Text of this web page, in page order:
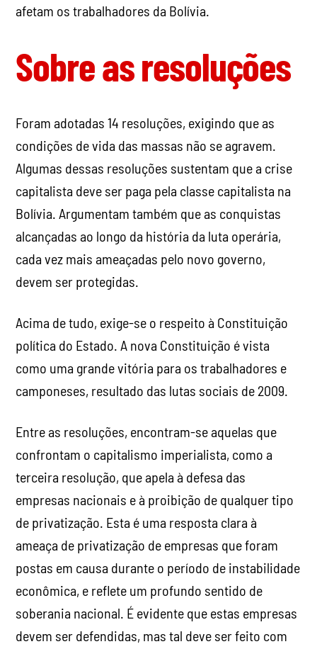
afetam os trabalhadores da Bolívia.
Sobre as resoluções
Foram adotadas 14 resoluções, exigindo que as
condições de vida das massas não se agravem.
Algumas dessas resoluções sustentam que a crise
capitalista deve ser paga pela classe capitalista na
Bolívia. Argumentam também que as conquistas
alcançadas ao longo da história da luta operária,
cada vez mais ameaçadas pelo novo governo,
devem ser protegidas.
Acima de tudo, exige-se o respeito à Constituição
política do Estado. A nova Constituição é vista
como uma grande vitória para os trabalhadores e
camponeses, resultado das lutas sociais de 2009.
Entre as resoluções, encontram-se aquelas que
confrontam o capitalismo imperialista, como a
terceira resolução, que apela à defesa das
empresas nacionais e à proibição de qualquer tipo
de privatização. Esta é uma resposta clara à
ameaça de privatização de empresas que foram
postas em causa durante o período de instabilidade
econômica, e reflete um profundo sentido de
soberania nacional. É evidente que estas empresas
devem ser defendidas, mas tal deve ser feito com